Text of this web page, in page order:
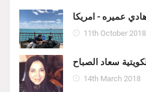
عميره - امريكا
11th October 2018
سعاد الصباح
14th March 2018